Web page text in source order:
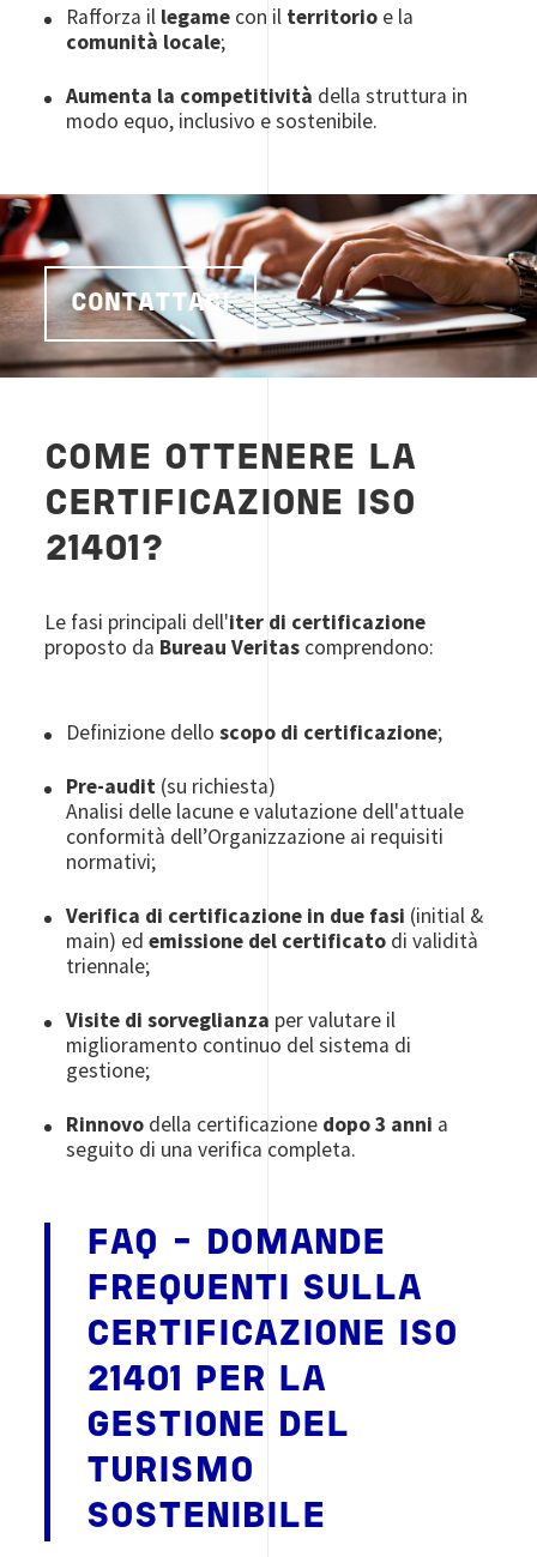
Rafforza il legame con il territorio e la
comunità locale;
Aumenta la competitività della struttura in
modo equo, inclusivo e sostenibile.
CONTATTACI
COME OTTENERE LA
CERTIFICAZIONE ISO
21401?
Le fasi principali dell'iter di certificazione
proposto da Bureau Veritas comprendono:
Definizione delloscopo di certificazione;
Pre-audit (su richiesta)
Analisi delle lacune e valutazione dell'attuale
conformità dell’Organizzazione ai requisiti
normativi;
Verifica di certificazione in due fasi (initial &
main) edemissione del certificato di validità
triennale;
Visite di sorveglianza per valutare il
miglioramento continuo del sistema di
gestione;
Rinnovo della certificazione dopo 3 anni a
seguito di una verifica completa.
FAQ - DOMANDE
FREQUENTI SULLA
CERTIFICAZIONE ISO
21401 PER LA
GESTIONE DEL
TURISMO
SOSTENIBILE